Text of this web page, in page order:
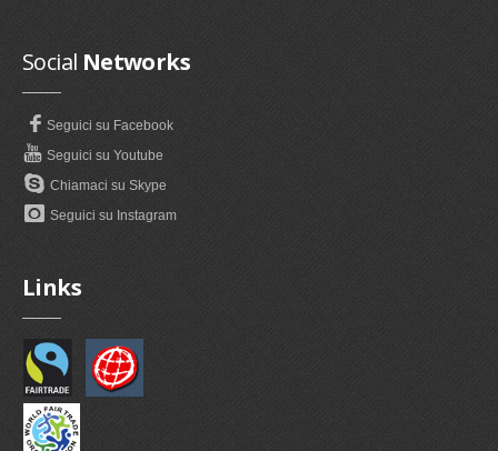
Social Networks
Seguici su Facebook
Seguici su Youtube
Chiamaci su Skype
Seguici su Instagram
Links